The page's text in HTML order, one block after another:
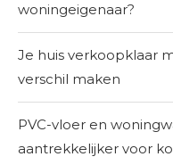
woningeigenaar?
Je huis verkoopklaar
verschil maken
PVC-vloer en
aantrekkelijker voor